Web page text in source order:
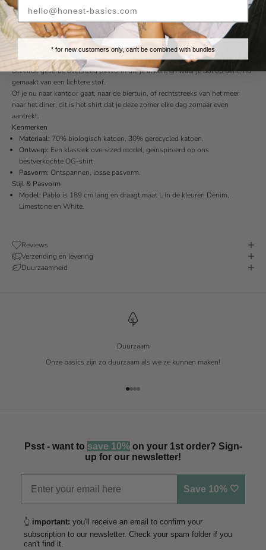
Fast Shipping Easy 30 Day
Returns
Sustainable
Materials
Transparent
Production
Het coole broertje van het OG-shirt is er. Maak kennis met het Hipster-shirt:
dezelfde geliefde oversized pasvorm die je al kent en waar je dol op bent, nu
gemaakt van een lichtere stof.
Of je nu naar kantoor gaat, naar de biertuin, of rechtstreeks van het meer
naar het diner, dit is het shirt dat je deze zomer elke dag zomaar even
aantrekt.
Kenmerken
Materiaal: 70% biologisch katoen, 30% gerecycled katoen.
Ontwerp: Een klassiek oversized model, geïnspireerd op ons
bestverkochte OG-shirt.
Pasvorm: Ontspannen, losse pasvorm.
Stijl & Pasvorm
Model: Pablo is 189 cm lang en draagt maat L in de kleuren Denim,
Limestone en White.
Reviews
Verzending en levering
Duurzaamheid
Duurzaam
Onze basics zijn zo duurzaam als we ze kunnen maken!
Naar artikel 1
Naar artikel 2
Naar artikel 3
Naar artikel 4
Psst - want to save 10%on your 1st order? Sign-
up for our newsletter!
Save 10% 🤍
👆 important: you'll receive an email to confirm your
subscription to our newsletter. Check your spam folder if you
can't find it.
* for new customers only, can't be combined with bundles